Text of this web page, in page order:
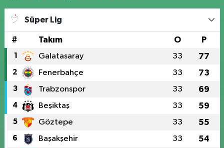
Süper Lig
# Takım O P
1 Galatasaray 33 77
2 Fenerbahçe 33 73
3 Trabzonspor 33 69
4 Beşiktaş 33 59
5 Göztepe 33 55
6 Başakşehir 33 54